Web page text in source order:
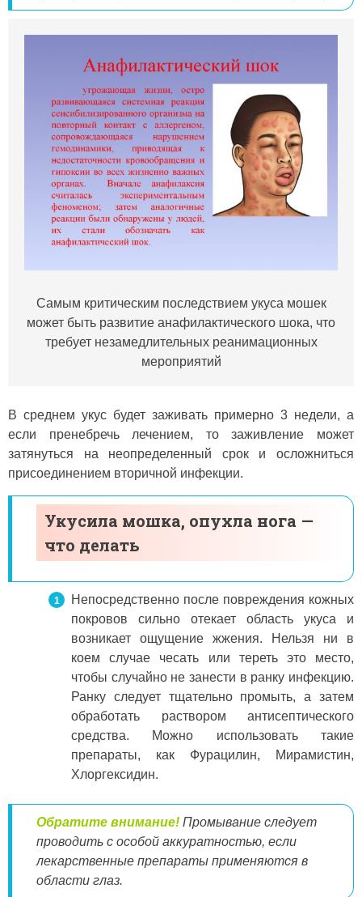
Самым критическим последствием укуса мошек
может быть развитие анафилактического шока, что
требует незамедлительных реанимационных
мероприятий
В среднем укус будет заживать примерно 3 недели, а
если пренебречь лечением, то заживление может
затянуться на неопределенный срок и осложниться
присоединением вторичной инфекции.
Укусила мошка, опухла нога —
что делать
Непосредственно после повреждения кожных
покровов сильно отекает область укуса и
возникает ощущение жжения. Нельзя ни в
коем случае чесать или тереть это место,
чтобы случайно не занести в ранку инфекцию.
Ранку следует тщательно промыть, а затем
обработать раствором антисептического
средства. Можно использовать такие
препараты, как Фурацилин, Мирамистин,
Хлоргексидин.
Обратите внимание! Промывание следует
проводить с особой аккуратностью, если
лекарственные препараты применяются в
области глаз.